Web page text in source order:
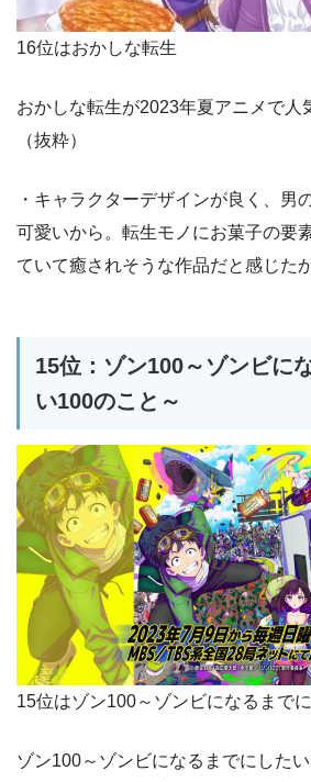
16位はおかしな転生
おかしな転生が2023年夏アニメで人
（抜粋）
・キャラクターデザインが良く、男
可愛いから。転生モノにお菓子の要
ていて癒されそうな作品だと感じた
15位：ゾン100～ゾンビに
い100のこと～
15位はゾン100～ゾンビになるまで
ゾン100～ゾンビになるまでにした